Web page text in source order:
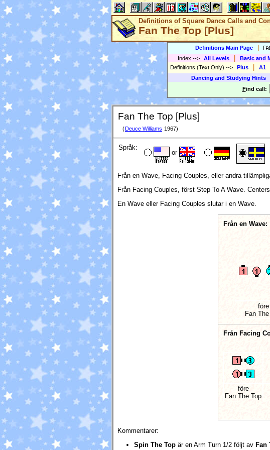
Definitions of Square Dance Calls and
Fan The Top [Plus]
Definitions Main Page
Index --> All Levels Basic and
Definitions (Text Only) --> Plus A1
Dancing and Studying Hints
Find call:
Fan The Top [Plus]
( Deuce Williams 1967)
Språk:
or
Från en Wave, Facing Couples, eller andra
Från Facing Couples, först Step To A Wave.
En Wave eller Facing Couples slutar i en Wave.
Från en Wave:
före
Fan
Från Facing
före
Fan The Top
Kommentarer:
Spin The Top är en Arm Turn 1/2 följt av Fan